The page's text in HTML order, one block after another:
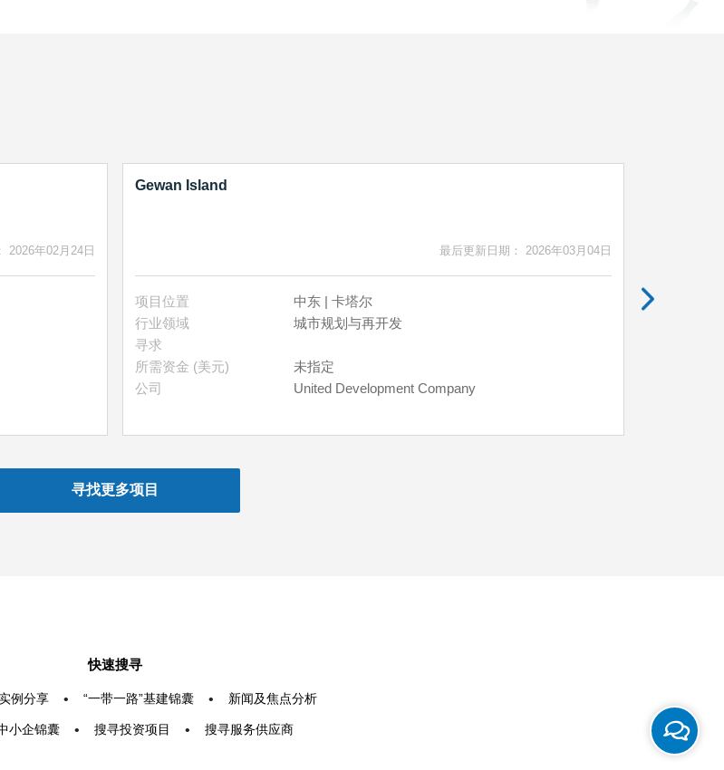
2026年02月24日
Gewan Island
最后更新日期： 2026年03月04日
项目位置
中东 | 卡塔尔
行业领域
城市规划与再开发
寻求
所需资金 (美元)
未指定
公司
United Development Company
项目位置
快速搜寻
例分享 • “一带一路”基建锦囊 • 新闻及焦点分析
小企锦囊 • 搜寻投资项目 • 搜寻服务供应商